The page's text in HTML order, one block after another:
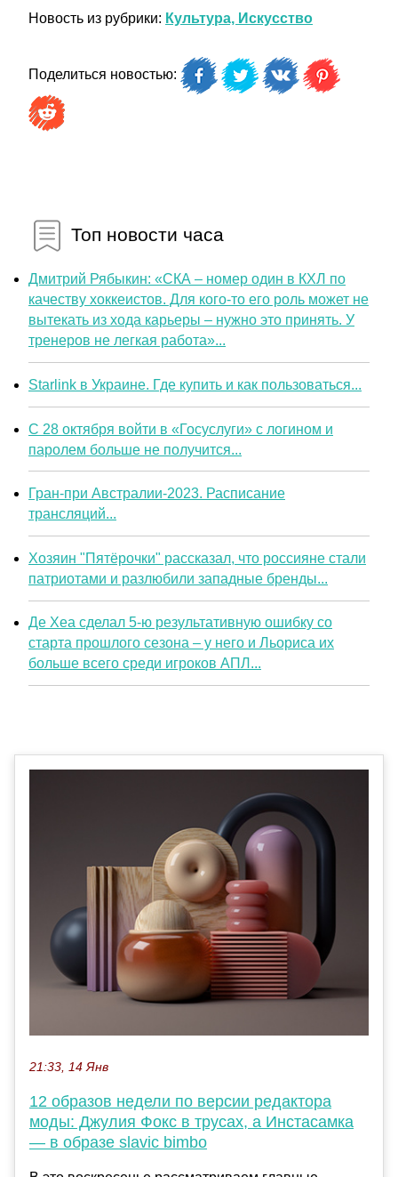
Новость из рубрики: Культура, Искусство
Поделиться новостью:
Топ новости часа
Дмитрий Рябыкин: «СКА – номер один в КХЛ по
качеству хоккеистов. Для кого-то его роль может не
вытекать из хода карьеры – нужно это принять. У
тренеров не легкая работа»...
Starlink в Украине. Где купить и как пользоваться...
С 28 октября войти в «Госуслуги» с логином и
паролем больше не получится...
Гран-при Австралии-2023. Расписание
трансляций...
Хозяин "Пятёрочки" рассказал, что россияне стали
патриотами и разлюбили западные бренды...
Де Хеа сделал 5-ю результативную ошибку со
старта прошлого сезона – у него и Льориса их
больше всего среди игроков АПЛ...
21:33, 14 Янв
12 образов недели по версии редактора
моды: Джулия Фокс в трусах, а Инстасамка
— в образе slavic bimbo